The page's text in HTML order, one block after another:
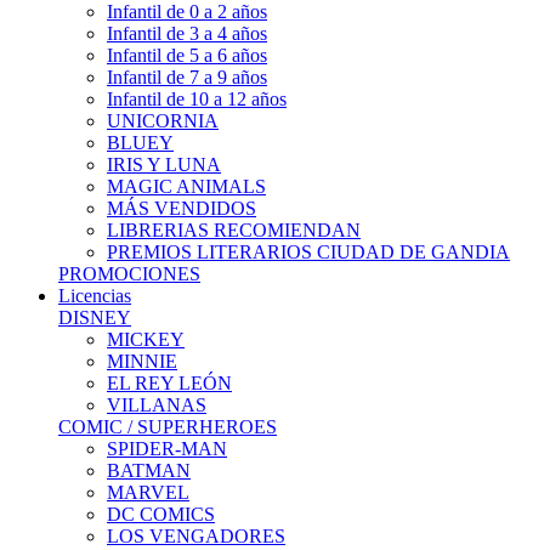
Infantil de 0 a 2 años
Infantil de 3 a 4 años
Infantil de 5 a 6 años
Infantil de 7 a 9 años
Infantil de 10 a 12 años
UNICORNIA
BLUEY
IRIS Y LUNA
MAGIC ANIMALS
MÁS VENDIDOS
LIBRERIAS RECOMIENDAN
PREMIOS LITERARIOS CIUDAD DE GANDIA
PROMOCIONES
Licencias
DISNEY
MICKEY
MINNIE
EL REY LEÓN
VILLANAS
COMIC / SUPERHEROES
SPIDER-MAN
BATMAN
MARVEL
DC COMICS
LOS VENGADORES